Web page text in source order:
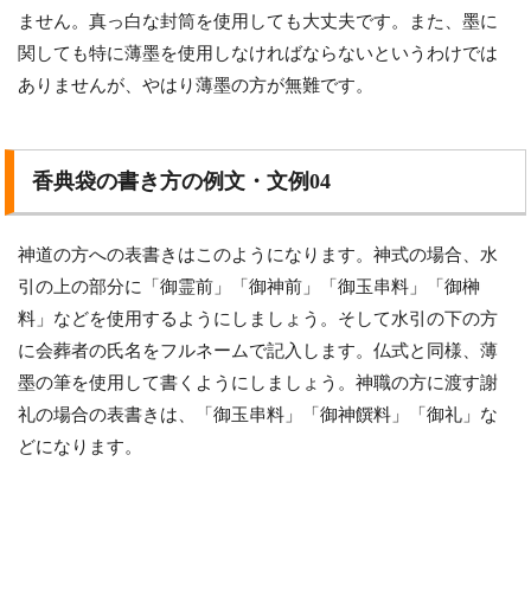
ません。真っ白な封筒を使用しても大丈夫です。また、墨に
関しても特に薄墨を使用しなければならないというわけでは
ありませんが、やはり薄墨の方が無難です。
香典袋の書き方の例文・文例04
神道の方への表書きはこのようになります。神式の場合、水
引の上の部分に「御霊前」「御神前」「御玉串料」「御榊
料」などを使用するようにしましょう。そして水引の下の方
に会葬者の氏名をフルネームで記入します。仏式と同様、薄
墨の筆を使用して書くようにしましょう。神職の方に渡す謝
礼の場合の表書きは、「御玉串料」「御神饌料」「御礼」な
どになります。